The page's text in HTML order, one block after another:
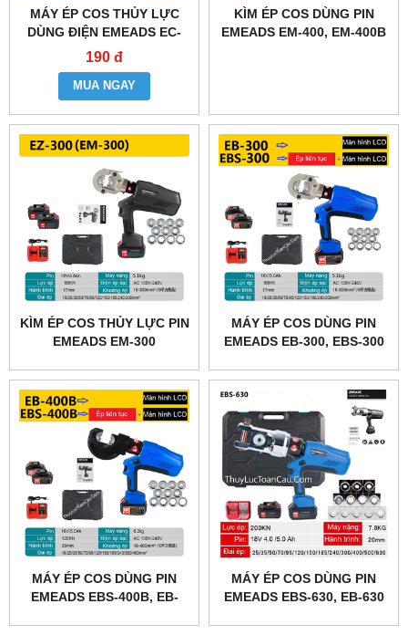
MÁY ÉP COS THỦY LỰC
DÙNG ĐIỆN EMEADS EC-
400B
190 đ
MUA NGAY
KÌM ÉP COS DÙNG PIN
EMEADS EM-400, EM-400B
KÌM ÉP COS THỦY LỰC PIN
EMEADS EM-300
MÁY ÉP COS DÙNG PIN
EMEADS EB-300, EBS-300
MÁY ÉP COS DÙNG PIN
EMEADS EBS-400B, EB-
MÁY ÉP COS DÙNG PIN
EMEADS EBS-630, EB-630